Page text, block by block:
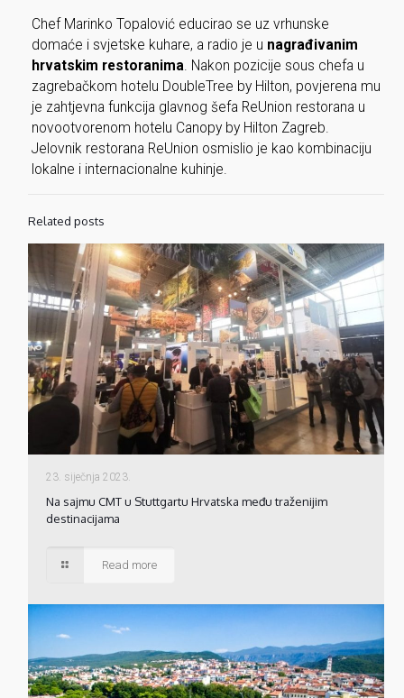
Chef Marinko Topalović educirao se uz vrhunske
domaće i svjetske kuhare, a radio je u nagrađivanim
hrvatskim restoranima. Nakon pozicije sous chefa u
zagrebačkom hotelu DoubleTree by Hilton, povjerena mu
je zahtjevna funkcija glavnog šefa ReUnion restorana u
novootvorenom hotelu Canopy by Hilton Zagreb.
Jelovnik restorana ReUnion osmislio je kao kombinaciju
lokalne i internacionalne kuhinje.
Related posts
23. siječnja 2023.
Na sajmu CMT u Stuttgartu Hrvatska među traženijim
destinacijama
Read more